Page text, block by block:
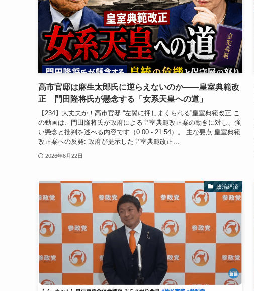
高市官邸は麻生太郎氏に逆らえないのか――皇室典範改
正 門田隆将氏が懸念する「女系天皇への道」
【234】大丈夫か！高市官邸 “左翼に押しまくられる”皇室典範改正 こ
の動画は、門田隆将氏が政府による皇室典範改正案の動きに対し、強
い懸念と批判を述べる内容です（0:00 - 21:54）。 主な要点 皇室典範
改正案への反発: 政府が提示した皇室典範改正...
2026年6月22日
政治経済